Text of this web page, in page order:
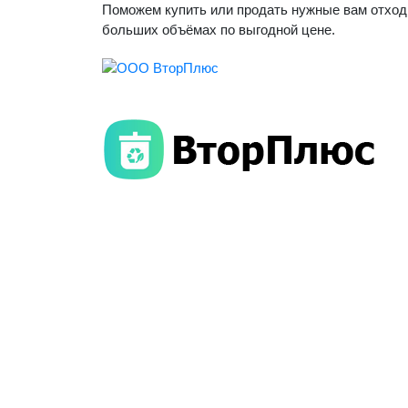
Поможем купить или продать нужные вам
больших объёмах по выгодной цене.